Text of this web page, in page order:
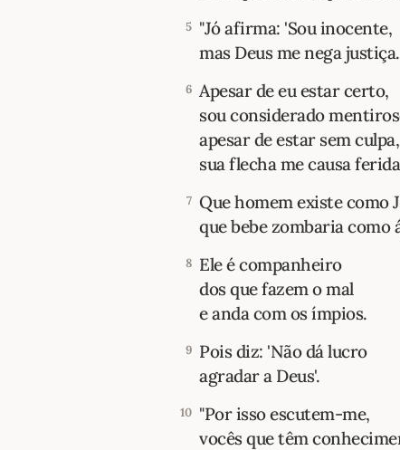
5 "Jó afirma: 'Sou inocente,
mas Deus me nega justiça.
6 Apesar de eu estar certo,
sou considerado
apesar de estar sem culpa,
sua flecha me causa
7 Que homem existe como
que bebe zombaria como
8 Ele é companheiro
dos que fazem o mal
e anda com os ímpios.
9 Pois diz: 'Não dá lucro
agradar a Deus'.
10 "Por isso escutem-me,
vocês que têm